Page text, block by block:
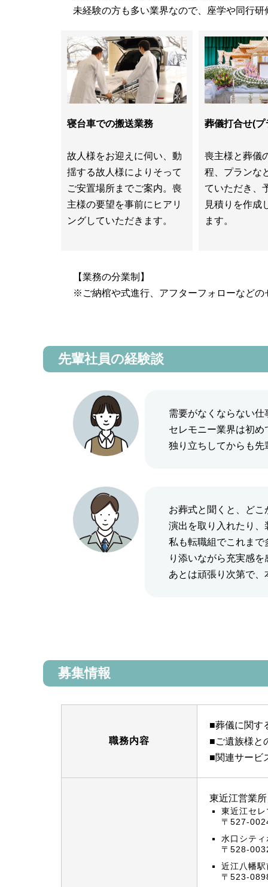
未経験の方も多い業界なので、座学や同行
寝台車での搬送業務
故人様をお迎えに伺い、動
揺する故人様によりそって
ご安置場所までご案内。喪
主様の要望を事前にヒアリ
ングしていただきます。
葬儀打合せ(プ
喪主様と葬儀
程、プランな
ていただき、
見積りを作成
ます。
【業務の分業制】
※ご納棺や式進行、アフターフォローなど
先輩社員の経験談
需要がなくならない
セレモニー業界は初
独り立ちしてからも
お葬式と聞くと、ど
演出を取り入れたり
私も転職組でこれま
り添いながら充実感
あとは頑張り次第で
募集情報
職務内容
■葬儀に関す
■ご遺族様と
■関連サービ
東近江営業
東近江セ
〒527-
水口シテ
〒528-
近江八幡
〒523-